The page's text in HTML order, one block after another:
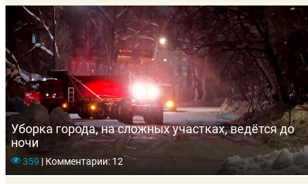
Уборка города, на сложных участках, ведётся до
ночи
359 |Комментарии: 12